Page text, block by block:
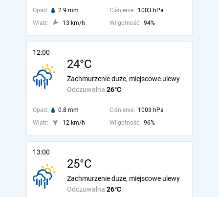
Opad: 2.9 mm Ciśnienie: 1003 hPa
Wiatr:
13 km/h Wilgotność: 94%
12:00
24°C
Odczuwalna 26°C
Zachmurzenie duże, miejscowe ulewy
Opad: 0.8 mm Ciśnienie: 1003 hPa
Wiatr:
12 km/h Wilgotność: 96%
13:00
25°C
Odczuwalna 26°C
Zachmurzenie duże, miejscowe ulewy